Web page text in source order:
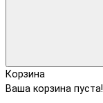
Корзина
Ваша корзина пуста!